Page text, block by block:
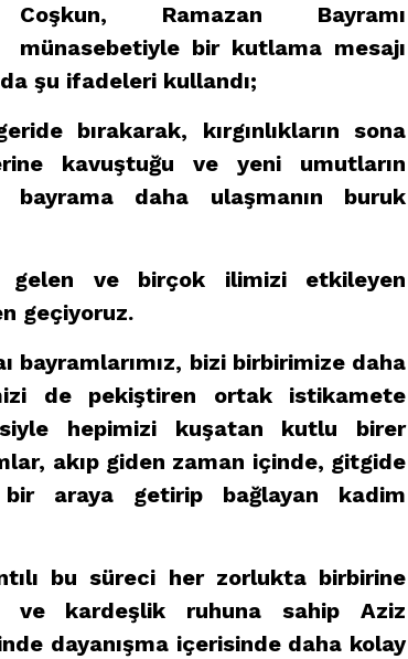
Coşkun, Ramazan Bayramı
münasebetiyle bir kutlama mesajı
şu ifadeleri kullandı;
bırakarak, kırgınlıkların sona
kavuştuğu ve yeni umutların
daha ulaşmanın buruk
gelen ve birçok ilimizi etkileyen
geçiyoruz.
bayramlarımız, bizi birbirimize daha
de pekiştiren ortak istikamete
hepimizi kuşatan kutlu birer
akıp giden zaman içinde, gitgide
araya getirip bağlayan kadim
bu süreci her zorlukta birbirine
ve kardeşlik ruhuna sahip Aziz
dayanışma içerisinde daha kolay